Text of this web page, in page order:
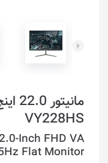
VY228HS
Inch FHD VA
Flat Monitor